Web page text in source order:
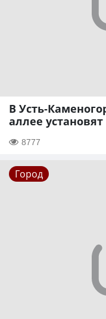
В Усть-
аллее
8777
Город